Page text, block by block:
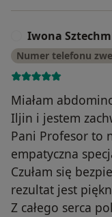
Iwona
Numer telefonu
Miałam
Iljin i jestem
Pani Profesor to
empatyczna
Czułam się
rezultat jest
Z całego serca